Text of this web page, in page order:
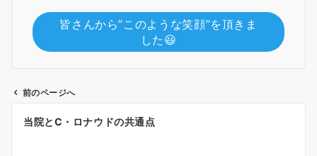
皆さんから”このような笑顔”を頂きま
した😃
前のページへ
当院とC・ロナウドの共通点